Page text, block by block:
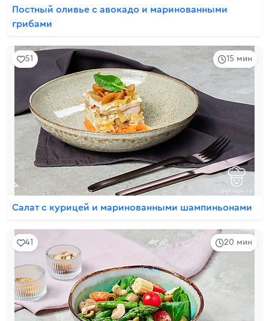
Постный оливье с авокадо и маринованными
грибами
15 мин
51
Салат с курицей и маринованными шампиньонами
20 мин
41